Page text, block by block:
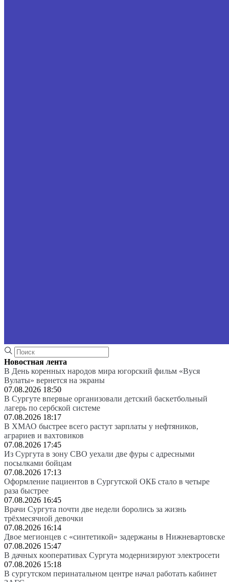
Новостная лента
В День коренных народов мира югорский фильм «Вуся
Вулаты» вернется на экраны
07.08.2026 18:50
В Сургуте впервые организовали детский баскетбольный
лагерь по сербской системе
07.08.2026 18:17
В ХМАО быстрее всего растут зарплаты у нефтяников,
аграриев и вахтовиков
07.08.2026 17:45
Из Сургута в зону СВО уехали две фуры с адресными
посылками бойцам
07.08.2026 17:13
Оформление пациентов в Сургутской ОКБ стало в четыре
раза быстрее
07.08.2026 16:45
Врачи Сургута почти две недели боролись за жизнь
трёхмесячной девочки
07.08.2026 16:14
Двое мегионцев с «синтетикой» задержаны в Нижневартовске
07.08.2026 15:47
В дачных кооперативах Сургута модернизируют электросети
07.08.2026 15:18
В сургутском перинатальном центре начал работать кабинет